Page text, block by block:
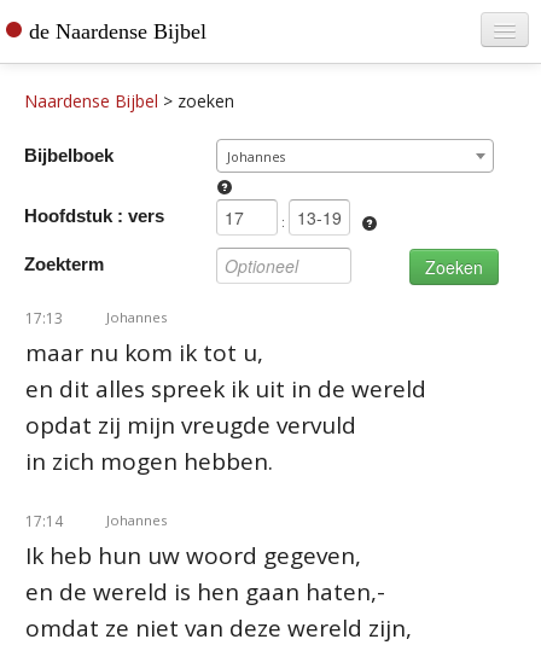
de Naardense Bijbel
De vertaler
Contact
Naardense Bijbel > zoeken
Bijbelboek Johannes
Hoofdstuk : vers :
Zoekterm
17:13 Johannes
maar nu kom ik tot u,
en dit alles spreek ik uit in de wereld
opdat zij mijn vreugde vervuld
in zich mogen hebben.
17:14 Johannes
Ik heb hun uw woord gegeven,
en de wereld is hen gaan haten,-
omdat ze niet van deze wereld zijn,